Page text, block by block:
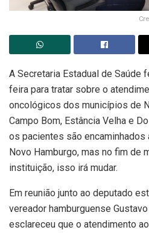
A Secretaria Estadual de Saúde
feira para tratar sobre o
oncológicos dos municípios de
Campo Bom, Estância Velha e
os pacientes são encaminhados
Novo Hamburgo, mas no fim de
instituição, isso irá mudar.
Em reunião junto ao deputado
vereador hamburguense
esclareceu que o atendimento